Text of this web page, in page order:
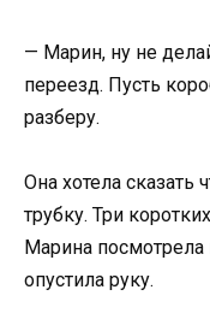
— Марин, ну не
переезд. Пусть
разберу.
Она хотела
трубку. Три
Марина
опустила руку.